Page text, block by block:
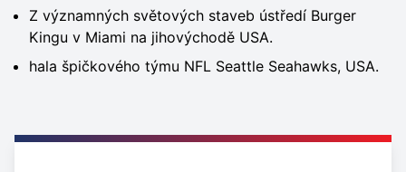
Z významných světových staveb ústředí Burger
Kingu v Miami na jihovýchodě USA.
hala špičkového týmu NFL Seattle Seahawks, USA.
Zajímavé odkazy